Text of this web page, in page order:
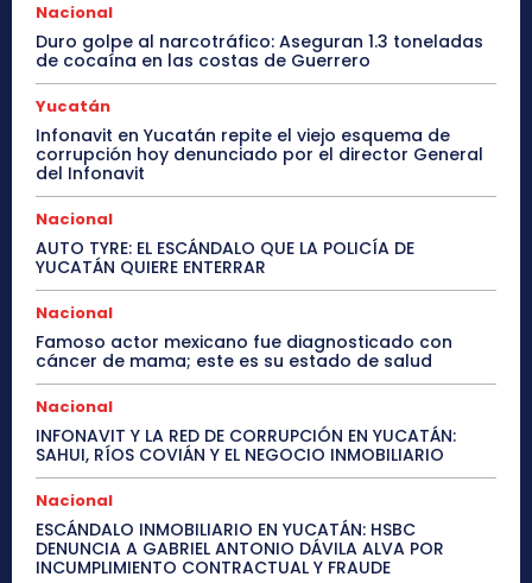
Nacional
Duro golpe al narcotráfico: Aseguran 1.3 toneladas
de cocaína en las costas de Guerrero
Yucatán
Infonavit en Yucatán repite el viejo esquema de
corrupción hoy denunciado por el director General
del Infonavit
Nacional
AUTO TYRE: EL ESCÁNDALO QUE LA POLICÍA DE
YUCATÁN QUIERE ENTERRAR
Nacional
Famoso actor mexicano fue diagnosticado con
cáncer de mama; este es su estado de salud
Nacional
INFONAVIT Y LA RED DE CORRUPCIÓN EN YUCATÁN:
SAHUI, RÍOS COVIÁN Y EL NEGOCIO INMOBILIARIO
Nacional
ESCÁNDALO INMOBILIARIO EN YUCATÁN: HSBC
DENUNCIA A GABRIEL ANTONIO DÁVILA ALVA POR
INCUMPLIMIENTO CONTRACTUAL Y FRAUDE